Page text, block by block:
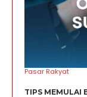
Pasar Rakyat
TIPS MEMULAI